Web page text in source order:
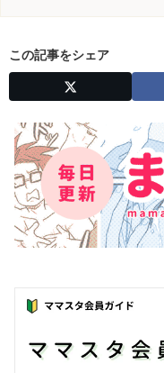
この記事をシェア